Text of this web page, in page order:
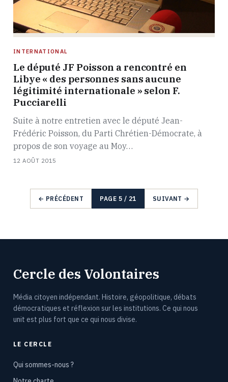
INTERNATIONAL
Le député JF Poisson a rencontré en
Libye « des personnes sans aucune
légitimité internationale » selon F.
Pucciarelli
Suite à notre entretien avec le député Jean-
Frédéric Poisson, du Parti Chrétien-Démocrate, à
propos de son voyage au Moy…
12 AOÛT 2015
← PRÉCÉDENT PAGE 5 / 21 SUIVANT →
Cercle des Volontaires
Média citoyen indépendant. Histoire, géopolitique, débats
démocratiques et réflexion sur les institutions. Ce qui nous
unit est plus fort que ce qui nous divise.
LE CERCLE
Qui sommes-nous ?